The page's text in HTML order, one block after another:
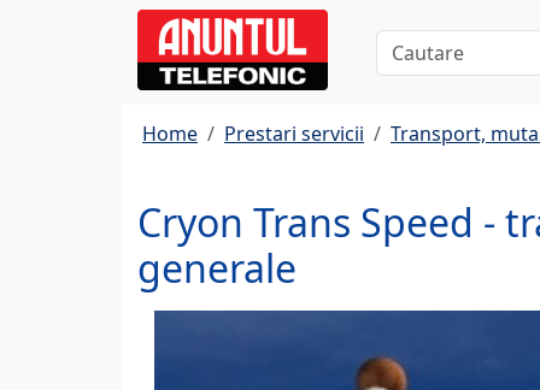
Home Prestari servicii Transport,
Cryon Trans Speed -
generale